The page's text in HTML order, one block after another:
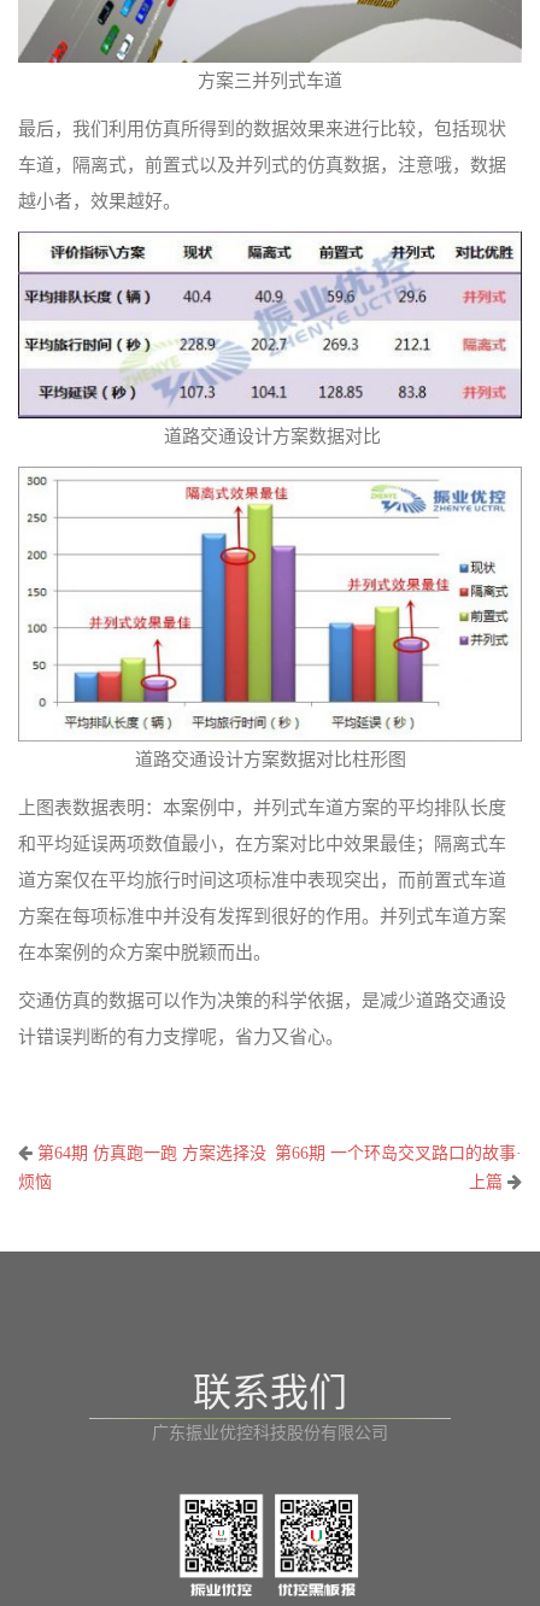
方案三并列式车道
最后，我们利用仿真所得到的数据效果来进行比较，包括现状
车道，隔离式，前置式以及并列式的仿真数据，注意哦，数据
越小者，效果越好。
道路交通设计方案数据对比
道路交通设计方案数据对比柱形图
上图表数据表明：本案例中，并列式车道方案的平均排队长度
和平均延误两项数值最小，在方案对比中效果最佳；隔离式车
道方案仅在平均旅行时间这项标准中表现突出，而前置式车道
方案在每项标准中并没有发挥到很好的作用。并列式车道方案
在本案例的众方案中脱颖而出。
交通仿真的数据可以作为决策的科学依据，是减少道路交通设
计错误判断的有力支撑呢，省力又省心。
文
章
航
第64期 仿真跑一跑 方案选择没
烦恼
第66期 一个环岛交叉路口的故事·
上篇
联系我们
广东振业优控科技股份有限公司